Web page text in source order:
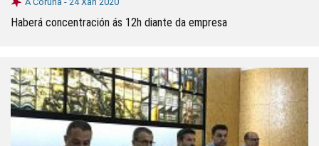
Haberá concentración ás 12h diante da empresa